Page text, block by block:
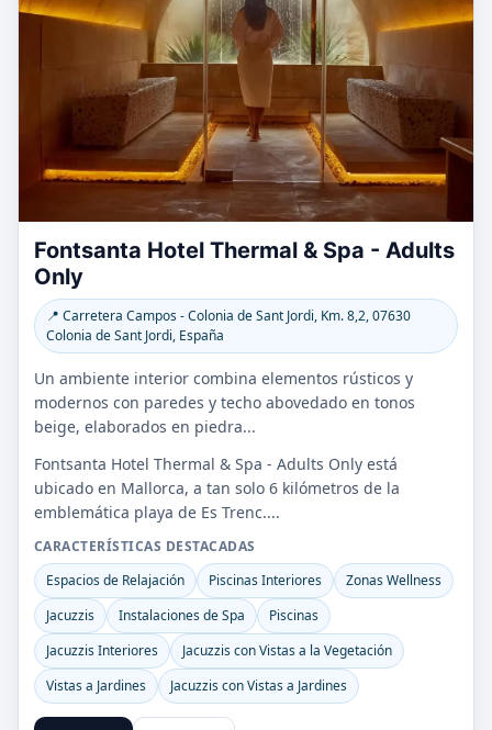
Fontsanta Hotel Thermal & Spa - Adults
Only
📍 Carretera Campos - Colonia de Sant Jordi, Km. 8,2, 07630
Colonia de Sant Jordi, España
Un ambiente interior combina elementos rústicos y
modernos con paredes y techo abovedado en tonos
beige, elaborados en piedra...
Fontsanta Hotel Thermal & Spa - Adults Only está
ubicado en Mallorca, a tan solo 6 kilómetros de la
emblemática playa de Es Trenc....
CARACTERÍSTICAS DESTACADAS
Espacios de Relajación
Piscinas Interiores
Zonas Wellness
Jacuzzis
Instalaciones de Spa
Piscinas
Jacuzzis Interiores
Jacuzzis con Vistas a la Vegetación
Vistas a Jardines
Jacuzzis con Vistas a Jardines